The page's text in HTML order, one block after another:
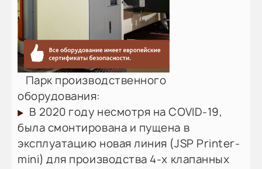
Парк производственного
оборудования:
В 2020 году несмотря на COVID-19,
была смонтирована и пущена в
эксплуатацию новая линия (JSP Printer-
mini) для производства 4-х клапанных